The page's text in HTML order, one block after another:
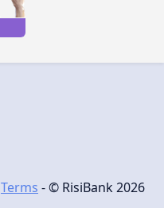
Terms - © RisiBank 2026